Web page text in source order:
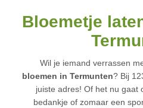
Bloemetje
Wil je iemand verrassen
bloemen in Termunten? Bij
juiste adres! Of het nu gaat
bedankje of zomaar een